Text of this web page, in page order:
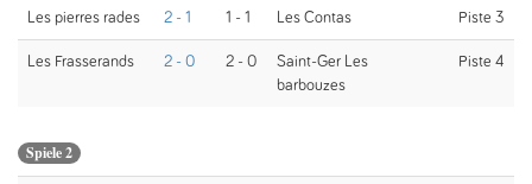
Les pierres rades 2 - 1 1 - 1 Les Contas Piste 3
Les Frasserands 2 - 0 2 - 0
Saint-Ger Les
barbouzes
Piste 4
Spiele 2